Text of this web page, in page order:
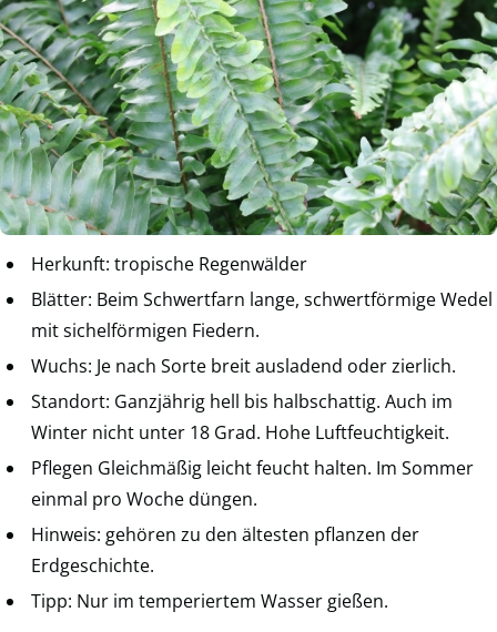
Herkunft: tropische Regenwälder
Blätter: Beim Schwertfarn lange, schwertförmige Wedel
mit sichelförmigen Fiedern.
Wuchs: Je nach Sorte breit ausladend oder zierlich.
Standort: Ganzjährig hell bis halbschattig. Auch im
Winter nicht unter 18 Grad. Hohe Luftfeuchtigkeit.
Pflegen Gleichmäßig leicht feucht halten. Im Sommer
einmal pro Woche düngen.
Hinweis: gehören zu den ältesten pflanzen der
Erdgeschichte.
Tipp: Nur im temperiertem Wasser gießen.